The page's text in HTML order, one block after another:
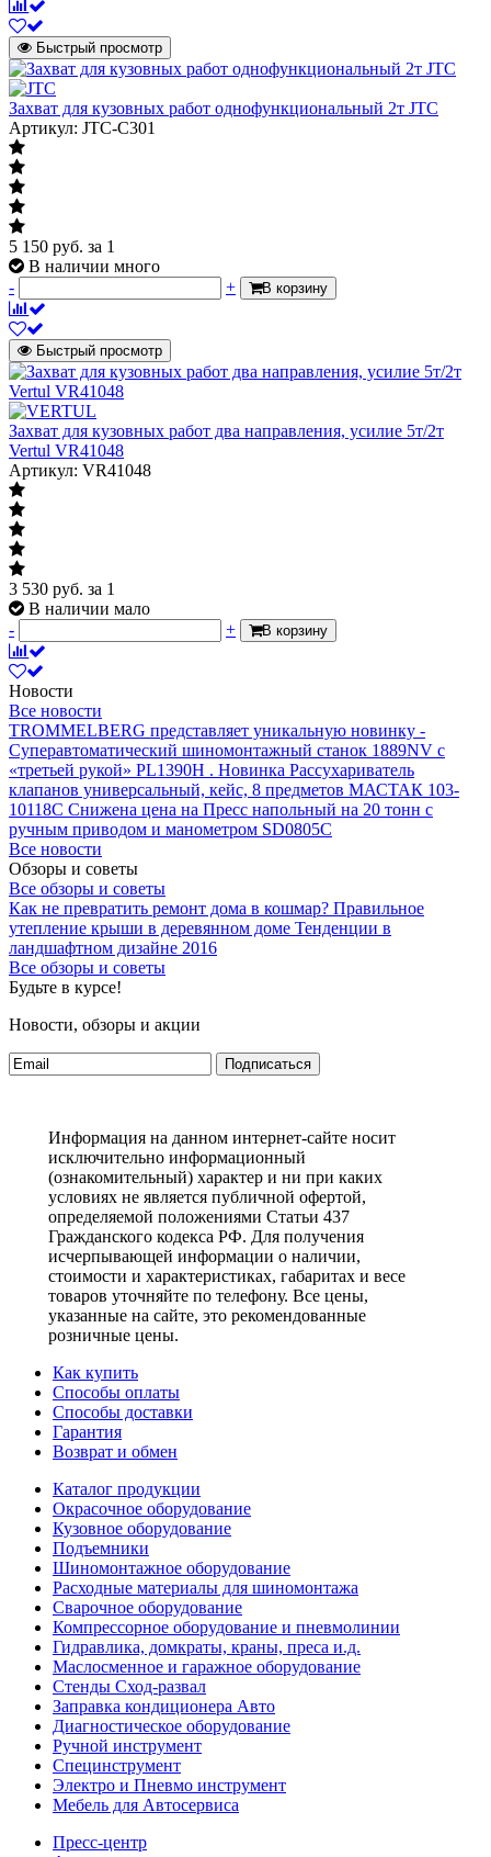
Быстрый просмотр
Захват для кузовных работ однофункциональный 2т JTC
Артикул: JTC-C301
5 150 руб. за 1
В наличии много
-
+ В корзину
Быстрый просмотр
Захват для кузовных работ два направления, усилие 5т/2т
Vertul VR41048
Артикул: VR41048
3 530 руб. за 1
В наличии мало
-
+ В корзину
Новости
Все новости
TROMMELBERG представляет уникальную новинку -
Суперавтоматический шиномонтажный станок 1889NV с
«третьей рукой» PL1390H . Новинка Рассухариватель
клапанов универсальный, кейс, 8 предметов МАСТАК 103-
10118C Снижена цена на Пресс напольный на 20 тонн с
ручным приводом и манометром SD0805C
Все новости
Обзоры и советы
Все обзоры и советы
Как не превратить ремонт дома в кошмар? Правильное
утепление крыши в деревянном доме Тенденции в
ландшафтном дизайне 2016
Все обзоры и советы
Будьте в курсе!
Новости, обзоры и акции
Подписаться
Информация на данном интернет-сайте носит
исключительно информационный
(ознакомительный) характер и ни при каких
условиях не является публичной офертой,
определяемой положениями Статьи 437
Гражданского кодекса РФ. Для получения
исчерпывающей информации о наличии,
стоимости и характеристиках, габаритах и весе
товаров уточняйте по телефону. Все цены,
указанные на сайте, это рекомендованные
розничные цены.
Как купить
Способы оплаты
Способы доставки
Гарантия
Возврат и обмен
Каталог продукции
Окрасочное оборудование
Кузовное оборудование
Подъемники
Шиномонтажное оборудование
Расходные материалы для шиномонтажа
Сварочное оборудование
Компрессорное оборудование и пневмолинии
Гидравлика, домкраты, краны, преса и.д.
Маслосменное и гаражное оборудование
Стенды Сход-развал
Заправка кондиционера Авто
Диагностическое оборудование
Ручной инструмент
Специнструмент
Электро и Пневмо инструмент
Мебель для Автосервиса
Пресс-центр